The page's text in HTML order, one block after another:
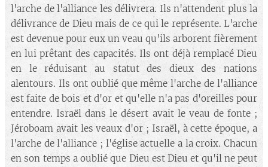
l'arche de l'alliance les délivrera. Ils n'attendent plus la
délivrance de Dieu mais de ce qui le représente. L'arche
est devenue pour eux un veau qu'ils arborent fièrement
en lui prêtant des capacités. Ils ont déjà remplacé Dieu
en le réduisant au statut des dieux des nations
alentours. Ils ont oublié que même l'arche de l'alliance
est faite de bois et d'or et qu'elle n'a pas d'oreilles pour
entendre. Israël dans le désert avait le veau de fonte ;
Jéroboam avait les veaux d'or ; Israël, à cette époque, a
l'arche de l'alliance ; l'église actuelle a la croix. Chacun
en son temps a oublié que Dieu est Dieu et qu'il ne peut